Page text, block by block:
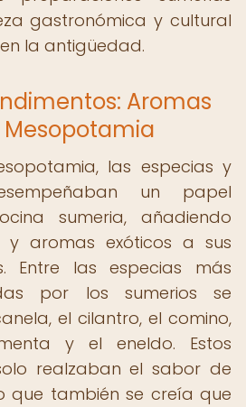
gastronómica y cultural
la antigüedad.
Aromas
las especias y
un papel
sumeria, añadiendo
y aromas exóticos a sus
Entre las especias más
por los sumerios se
el cilantro, el comino,
y el eneldo. Estos
realzaban el sabor de
que también se creía que